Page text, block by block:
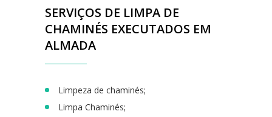
SERVIÇOS DE LIMPA DE
CHAMINÉS EXECUTADOS EM
ALMADA
Limpeza de chaminés;
Limpa Chaminés;